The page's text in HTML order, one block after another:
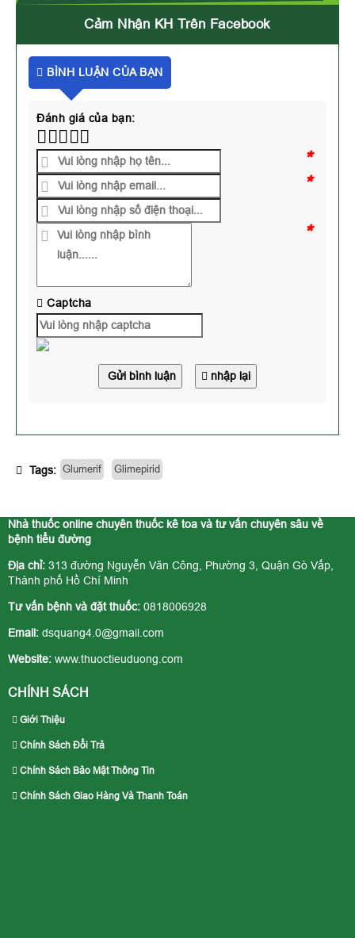
Cảm Nhận KH Trên Facebook
BÌNH LUẬN CỦA BẠN
Đánh giá của bạn:
*
*
*
Captcha
Gửi bình luận nhập lại
Tags: Glumerif Glimepirid
Nhà thuốc online chuyên thuốc kê toa và tư vấn chuyên sâu về
bệnh tiểu đường
Địa chỉ: 313 đường Nguyễn Văn Công, Phường 3, Quận Gò Vấp,
Thành phố Hồ Chí Minh
Tư vấn bệnh và đặt thuốc: 0818006928
Email: dsquang4.0@gmail.com
Website: www.thuoctieuduong.com
CHÍNH SÁCH
Giới Thiệu
Chính Sách Đổi Trả
Chính Sách Bảo Mật Thông Tin
Chính Sách Giao Hàng Và Thanh Toán